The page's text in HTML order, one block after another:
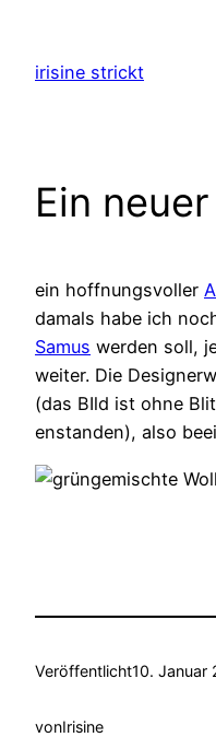
springen
irisine strickt
Ein
ein hoffnungsvoller
damals habe ich
Samus werden soll,
weiter. Die
(das BIld ist ohne
enstanden), also
Veröffentlicht10. Januar
vonIrisine